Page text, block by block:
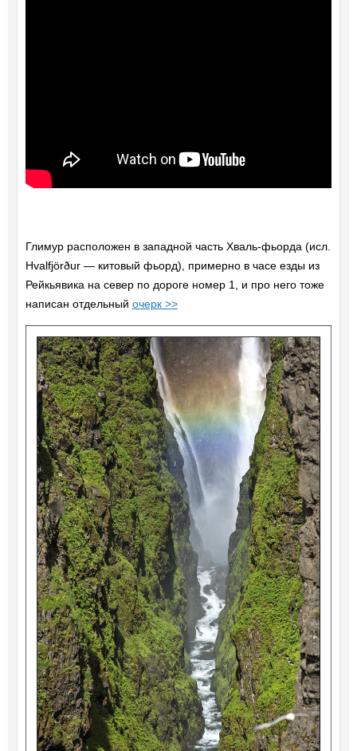
Глимур расположен в западной часть Хваль-фьорда (исл.
Hvalfjörður — китовый фьорд), примерно в часе езды из
Рейкьявика на север по дороге номер 1, и про него тоже
написан отдельный очерк >>